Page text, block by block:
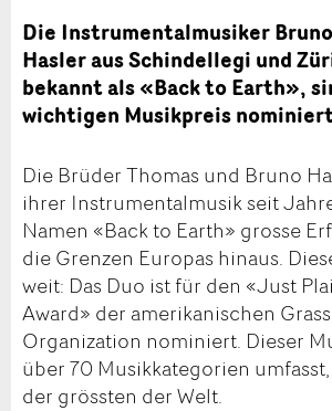
Die Instrumentalmusiker
Hasler aus Schindellegi und
bekannt als «Back to Earth»,
wichtigen Musikpreis
Die Brüder Thomas und Bruno
ihrer Instrumentalmusik seit
Namen «Back to Earth» grosse
die Grenzen Europas hinaus.
weit: Das Duo ist für den «Just
Award» der amerikanischen
Organization nominiert. Dieser
über 70 Musikkategorien
der grössten der Welt.